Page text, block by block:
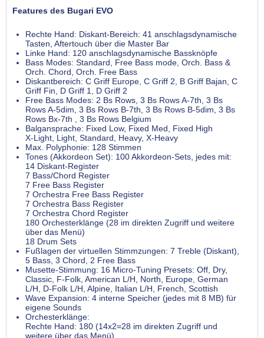
Features des Bugari EVO
Rechte Hand: Diskant-Bereich: 41 anschlagsdynamische
Tasten, Aftertouch über die Master Bar
Linke Hand: 120 anschlagsdynamische Bassknöpfe
Bass Modes: Standard, Free Bass mode, Orch. Bass &
Orch. Chord, Orch. Free Bass
Diskantbereich: C Griff Europe, C Griff 2, B Griff Bajan, C
Griff Fin, D Griff 1, D Griff 2
Free Bass Modes: 2 Bs Rows, 3 Bs Rows A-7th, 3 Bs
Rows A-5dim, 3 Bs Rows B-7th, 3 Bs Rows B-5dim, 3 Bs
Rows Bx-7th , 3 Bs Rows Belgium
Balgansprache: Fixed Low, Fixed Med, Fixed High
X-Light, Light, Standard, Heavy, X-Heavy
Max. Polyphonie: 128 Stimmen
Tones (Akkordeon Set): 100 Akkordeon-Sets, jedes mit:
14 Diskant-Register
7 Bass/Chord Register
7 Free Bass Register
7 Orchestra Free Bass Register
7 Orchestra Bass Register
7 Orchestra Chord Register
180 Orchesterklänge (28 im direkten Zugriff und weitere
über das Menü)
18 Drum Sets
Fußlagen der virtuellen Stimmzungen: 7 Treble (Diskant),
5 Bass, 3 Chord, 2 Free Bass
Musette-Stimmung: 16 Micro-Tuning Presets: Off, Dry,
Classic, F-Folk, American L/H, North, Europe, German
L/H, D-Folk L/H, Alpine, Italian L/H, French, Scottish
Wave Expansion: 4 interne Speicher (jedes mit 8 MB) für
eigene Sounds
Orchesterklänge:
Rechte Hand: 180 (14x2=28 im direkten Zugriff und
weitere über das Menü)